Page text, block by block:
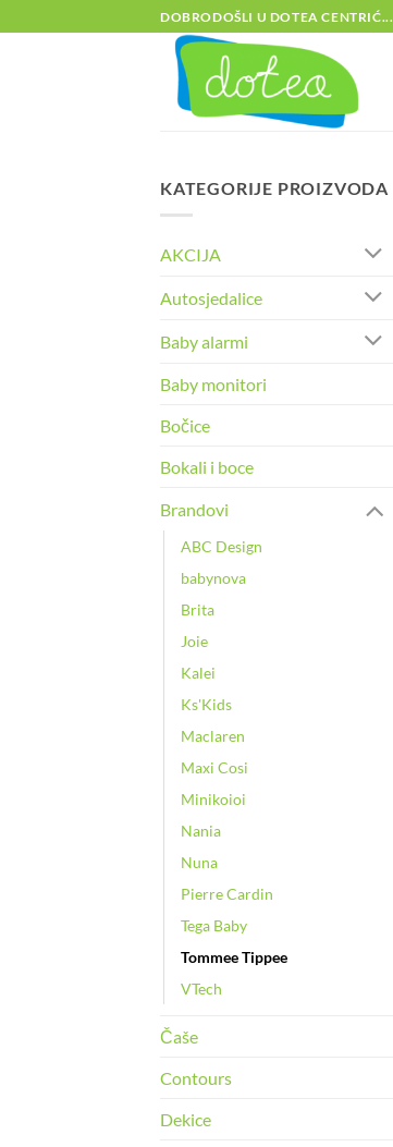
to
DOBRODOŠLI U DOTEA CENTRIĆ...
KATEGORIJE PROIZVODA
AKCIJA
Autosjedalice
Baby alarmi
Baby monitori
Bočice
Bokali i boce
Brandovi
ABC Design
babynova
Brita
Joie
Kalei
Ks'Kids
Maclaren
Maxi Cosi
Minikoioi
Nania
Nuna
Pierre Cardin
Tega Baby
Tommee Tippee
VTech
Čaše
Contours
Dekice